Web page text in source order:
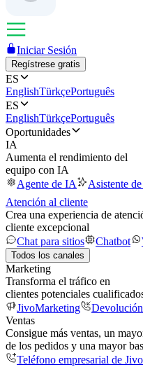
Iniciar Sesión
Regístrese gratis
ES
EnglishTürkçePortuguês
ES
EnglishTürkçePortuguês
Oportunidades
IA
Aumenta el rendimiento del
equipo con IA
Agente de IA
Asistente
Atención al cliente
Crea una experiencia de
cliente excepcional
Chat para sitios
Chatbot
Todos los canales
Marketing
Transforma el tráfico en
clientes potenciales
JivoMarketing
Ventas
Consigue más ventas, un
de los pedidos y una mayor
Teléfono empresarial de